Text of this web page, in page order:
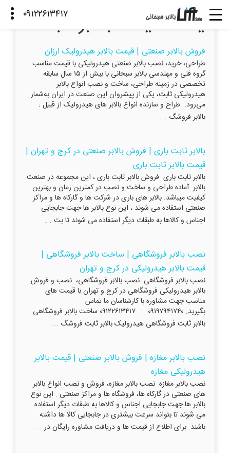
لیست قیمت بالابر ثابت
فروش بالابر صنعتی | قیمت بالابر هیدرولیک ارزان
طراحی، خرید، نصب بالابر صنعتی هیدرولیکی با قیمت مناسب
گروه فنی و مهندسی بالابر سبحانی با بیش از ۱۵ سال سابقه
تخصصی در زمینه طراحی، ساخت و نصب انواع بالابر
هیدرولیکی ثابت، یکی از پیشروان این صنعت در ایران به‌شمار
می‌رود. طراح و سازنده انواع بالابر های هیدرولیک از قبیل :
بالابر فروشگ ...
بالابر ثابت باری | فروش بالابر صنعتی در کرج و تهران |
قیمت بالابر ثابت باری
بالابر ثابت باری فروش بالابر ثابت باری ، این مجموعه در صنعت
بالابر آماده طراحی و ساخت و نصب در کمترین زمان و بهترین
کیفیت میباشد. بالابر های باری در شرکت ها و گارکاه ها و مراکز
صنعتی استفاده می شوند ، این نوع بالابر ها جهت جابجایی
اجناس و کالاها به طبقات دیگر استفاده می شوند تا بت ...
نصب بالابر فروشگاهی | ساخت بالابر فروشگاهی |
قیمت بالابر هیدرولیکی در کرج و تهران
نصب بالابر فروشگاهی نصب بالابر فروشگاهی، نصب و فروش
بالابر هیدرولیکی فروشگاهی در کرج و تهران با قیمت های
مناسب جهت مشاوره با کارشناسان ما تماس
بگیرید. ۰۹۱۹۷۹۴۱۷۴۰ ۰۹۱۲۲۶۱۳۴۱۷ ساخت بالابر فروشگاهی
بالابر ثابت فروشگاهی هیدرولیک بالابر ثابت فروشگ ...
نصب بالابر مغازه | فروش بالابر صنعتی | قیمت بالابر
هیدرولیکی مغازه
نصب بالابر مغازه نصب بالابر مغازه، فروش و نصب انواع بالابر
های صنعتی در گارکاه ها، فروشگاه ها و مراکز صنعتی . این نوع
بالابر ها جهت جابجایی اجناس و کالاها به طبقات دیگر استفاده
می شوند تا بتواند سرعت بیشتری در جابجایی کالا ها داشته
باشند. برای اطلاع از قیمت ها و دریافت مشاوره رایگان در ...